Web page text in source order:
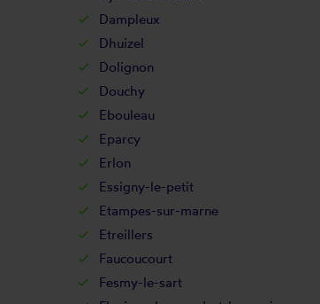
Dampleux
Dhuizel
Dolignon
Douchy
Ebouleau
Eparcy
Erlon
Essigny-le-petit
Etampes-sur-marne
Etreillers
Faucoucourt
Fesmy-le-sart